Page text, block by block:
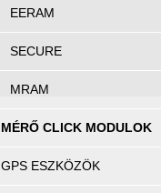
EERAM
SECURE
MRAM
MÉRŐ CLICK MODULOK
GPS ESZKÖZÖK